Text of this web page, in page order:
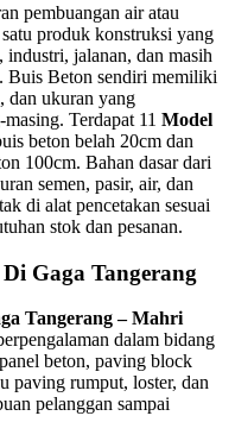
pembuangan air atau
produk konstruksi yang
industri, jalanan, dan masih
Buis Beton sendiri memiliki
dan ukuran yang
Terdapat 11 Model
beton belah 20cm dan
100cm. Bahan dasar dari
semen, pasir, air, dan
di alat pencetakan sesuai
stok dan pesanan.
Gaga Tangerang
Tangerang – Mahri
dalam bidang
beton, paving block
paving rumput, loster, dan
pelanggan sampai